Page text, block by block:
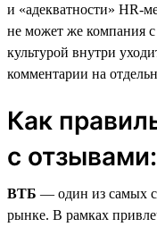
и «адекватности» HR-
не может же компания
культурой внутри
комментарии на
Как
с
ВТБ — один из самых
рынке. В рамках